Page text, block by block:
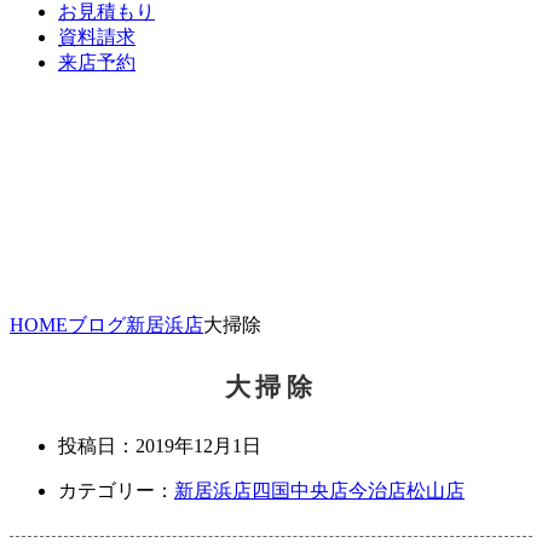
お見積もり
資料請求
来店予約
HOMEブログ新居浜店大掃除
大掃除
投稿日： 2019年12月1日
カテゴリー： 新居浜店四国中央店今治店松山店